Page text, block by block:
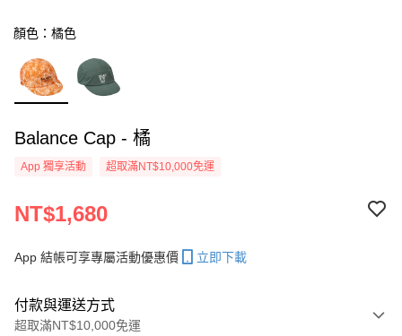
顏色：橘色
Balance Cap - 橘
App 獨享活動 超取滿NT$10,000免運
NT$1,680
App 結帳可享專屬活動優惠價 立即下載
付款與運送方式
超取滿NT$10,000免運